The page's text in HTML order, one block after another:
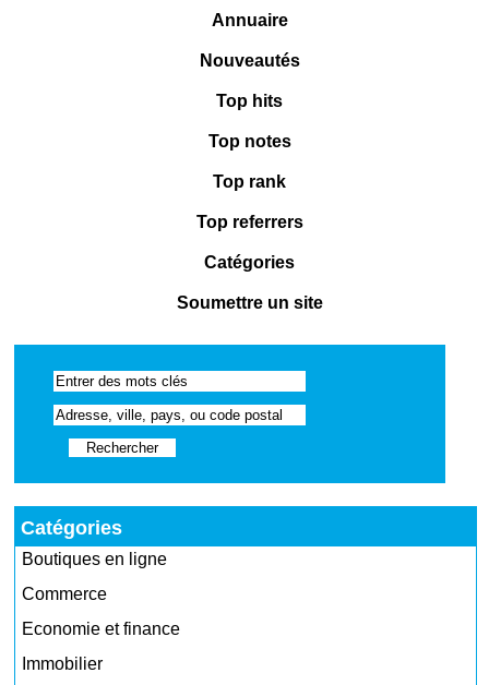
Annuaire
Nouveautés
Top hits
Top notes
Top rank
Top referrers
Catégories
Soumettre un site
Catégories
Boutiques en ligne
Commerce
Economie et finance
Immobilier